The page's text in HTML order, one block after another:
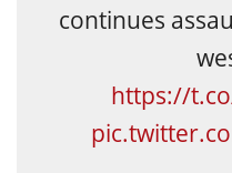
continues
https://